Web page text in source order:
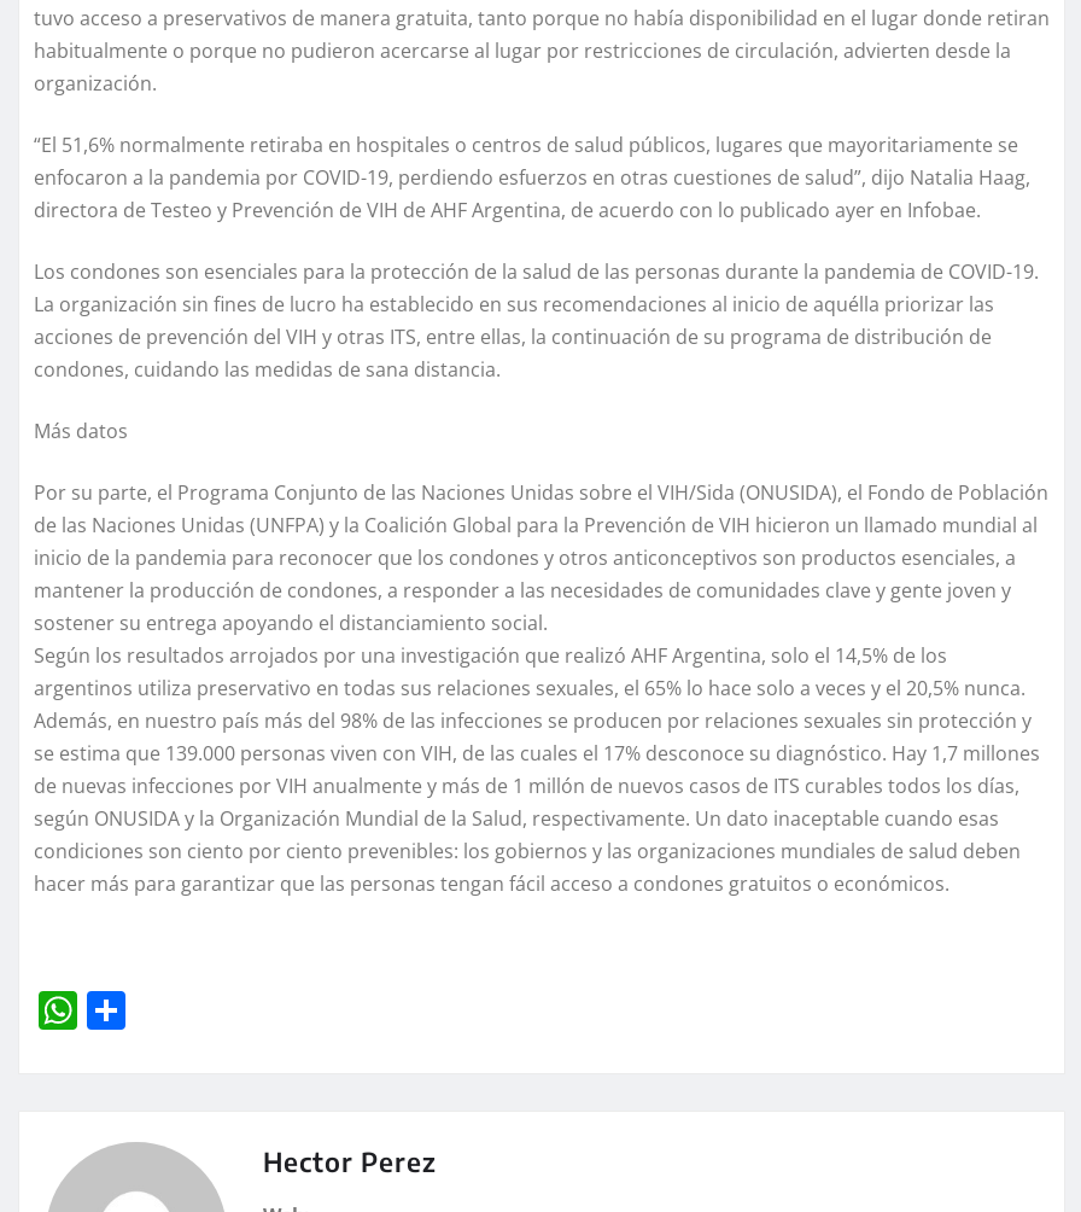
tuvo acceso a preservativos de manera gratuita, tanto porque no había disponibilidad en el lugar donde retiran
habitualmente o porque no pudieron acercarse al lugar por restricciones de circulación, advierten desde la
organización.
“El 51,6% normalmente retiraba en hospitales o centros de salud públicos, lugares que mayoritariamente se
enfocaron a la pandemia por COVID-19, perdiendo esfuerzos en otras cuestiones de salud”, dijo Natalia Haag,
directora de Testeo y Prevención de VIH de AHF Argentina, de acuerdo con lo publicado ayer en Infobae.
Los condones son esenciales para la protección de la salud de las personas durante la pandemia de COVID-19.
La organización sin fines de lucro ha establecido en sus recomendaciones al inicio de aquélla priorizar las
acciones de prevención del VIH y otras ITS, entre ellas, la continuación de su programa de distribución de
condones, cuidando las medidas de sana distancia.
Más datos
Por su parte, el Programa Conjunto de las Naciones Unidas sobre el VIH/Sida (ONUSIDA), el Fondo de Población
de las Naciones Unidas (UNFPA) y la Coalición Global para la Prevención de VIH hicieron un llamado mundial al
inicio de la pandemia para reconocer que los condones y otros anticonceptivos son productos esenciales, a
mantener la producción de condones, a responder a las necesidades de comunidades clave y gente joven y
sostener su entrega apoyando el distanciamiento social.
Según los resultados arrojados por una investigación que realizó AHF Argentina, solo el 14,5% de los
argentinos utiliza preservativo en todas sus relaciones sexuales, el 65% lo hace solo a veces y el 20,5% nunca.
Además, en nuestro país más del 98% de las infecciones se producen por relaciones sexuales sin protección y
se estima que 139.000 personas viven con VIH, de las cuales el 17% desconoce su diagnóstico. Hay 1,7 millones
de nuevas infecciones por VIH anualmente y más de 1 millón de nuevos casos de ITS curables todos los días,
según ONUSIDA y la Organización Mundial de la Salud, respectivamente. Un dato inaceptable cuando esas
condiciones son ciento por ciento prevenibles: los gobiernos y las organizaciones mundiales de salud deben
hacer más para garantizar que las personas tengan fácil acceso a condones gratuitos o económicos.
W
A Hector Perez